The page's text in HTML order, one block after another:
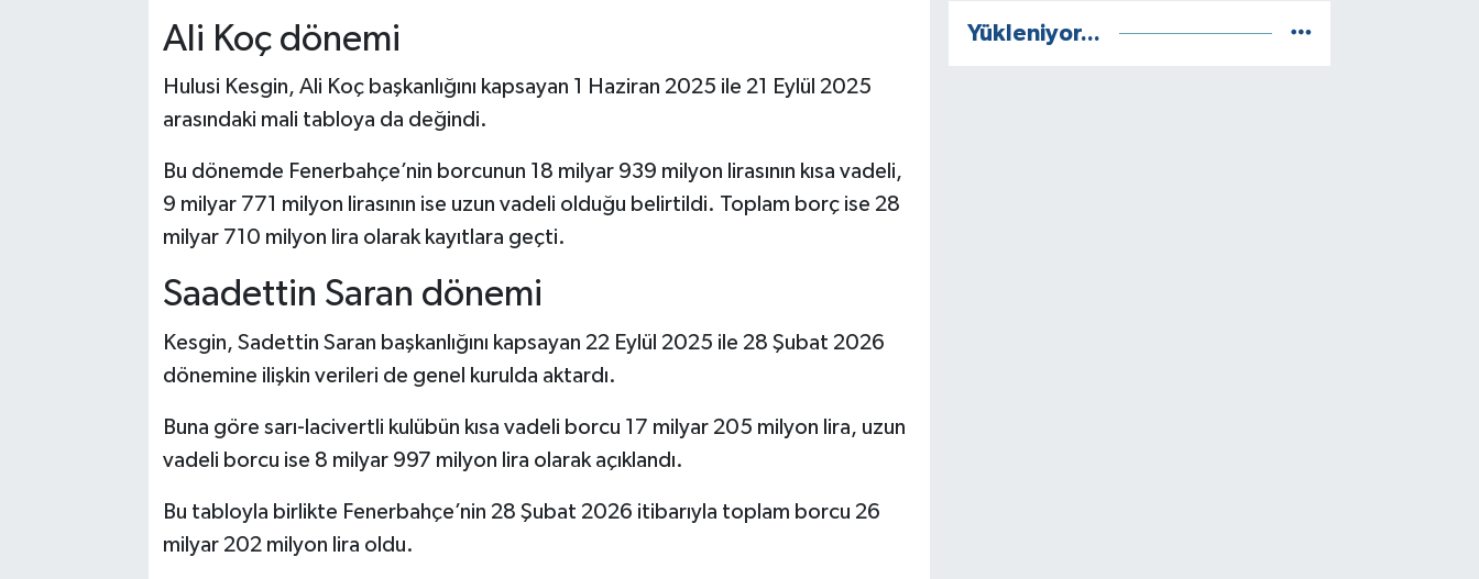
Ali Koç dönemi
Hulusi Kesgin, Ali Koç başkanlığını kapsayan 1 Haziran 2025 ile 21 Eylül 2025
arasındaki mali tabloya da değindi.
Bu dönemde Fenerbahçe’nin borcunun 18 milyar 939 milyon lirasının kısa vadeli,
9 milyar 771 milyon lirasının ise uzun vadeli olduğu belirtildi. Toplam borç ise 28
milyar 710 milyon lira olarak kayıtlara geçti.
Saadettin Saran dönemi
Kesgin, Sadettin Saran başkanlığını kapsayan 22 Eylül 2025 ile 28 Şubat 2026
dönemine ilişkin verileri de genel kurulda aktardı.
Buna göre sarı-lacivertli kulübün kısa vadeli borcu 17 milyar 205 milyon lira, uzun
vadeli borcu ise 8 milyar 997 milyon lira olarak açıklandı.
Bu tabloyla birlikte Fenerbahçe’nin 28 Şubat 2026 itibarıyla toplam borcu 26
milyar 202 milyon lira oldu.
Yükleniyor...